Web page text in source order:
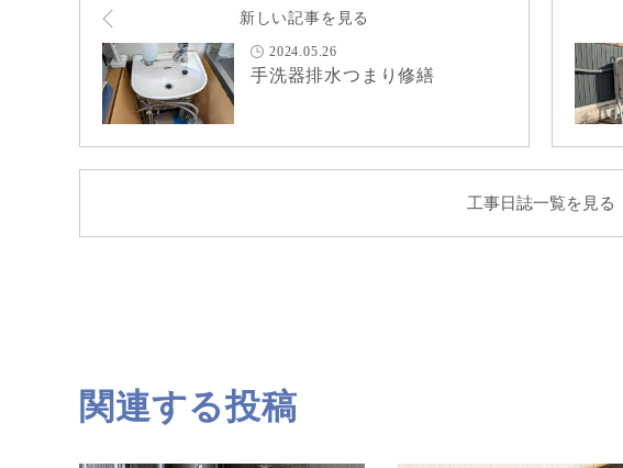
新しい記事を見る
2024.05.26
手洗器排水つまり修繕
工事日誌一覧を見る
関連する投稿